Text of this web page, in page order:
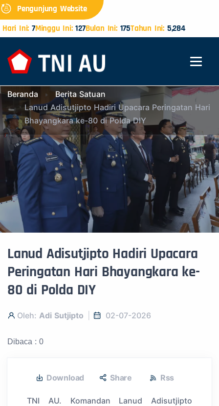
Pengunjung Website
Hari Ini: 7Minggu Ini:127Bulan Ini:175Tahun Ini: 5,284
Beranda
Berita Satuan
Lanud Adisutjipto Hadiri Upacara Peringatan Hari
Bhayangkara ke-80 di Polda DIY
Lanud Adisutjipto Hadiri Upacara
Peringatan Hari Bhayangkara ke-
80 di Polda DIY
Oleh: Adi Sutjipto 02-07-2026
Dibaca : 0
Download Share Rss
TNI AU. Komandan Lanud Adisutjipto